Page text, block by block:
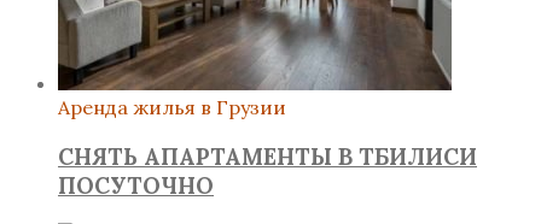
Аренда жилья в Грузии
СНЯТЬ АПАРТАМЕНТЫ В ТБИЛИСИ
ПОСУТОЧНО